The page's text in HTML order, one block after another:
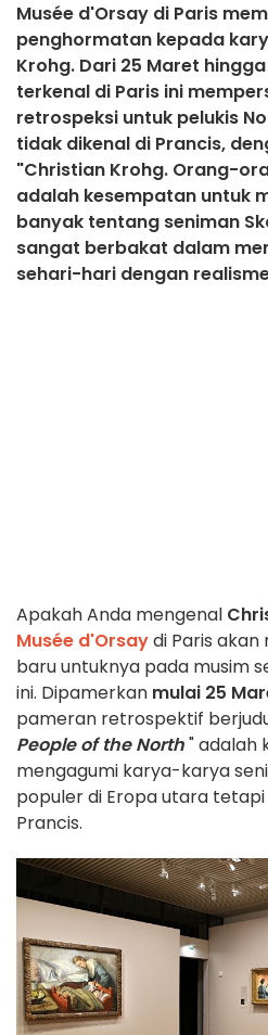
Musée d'Orsay di Paris
penghormatan kepada
Krohg. Dari 25 Maret
terkenal di Paris ini
retrospeksi untuk pelukis
tidak dikenal di Prancis,
"Christian Krohg. Orang-
adalah kesempatan untuk
banyak tentang seniman
sangat berbakat dalam
sehari-hari dengan
Apakah Anda mengenal
Musée d'Orsaydi Paris
baru untuknya pada musim
ini. Dipamerkan mulai 25
pameran retrospektif
People of the North" adalah
mengagumi karya-karya
populer di Eropa utara
Prancis.